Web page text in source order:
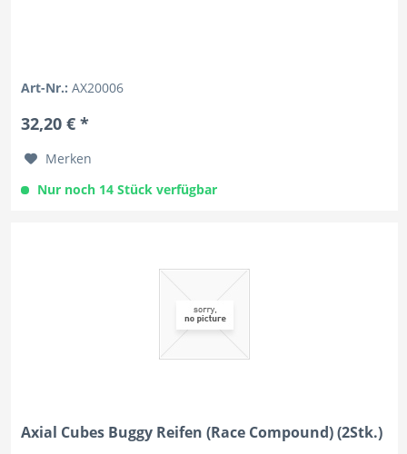
Art-Nr.:AX20006
32,20 € *
Merken
Nur noch 14 Stück verfügbar
Axial Cubes Buggy Reifen (Race Compound) (2Stk.)